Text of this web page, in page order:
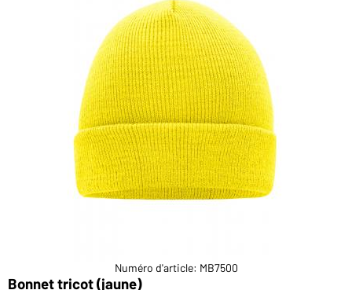
Numéro d'article: MB7500
Bonnet tricot (jaune)